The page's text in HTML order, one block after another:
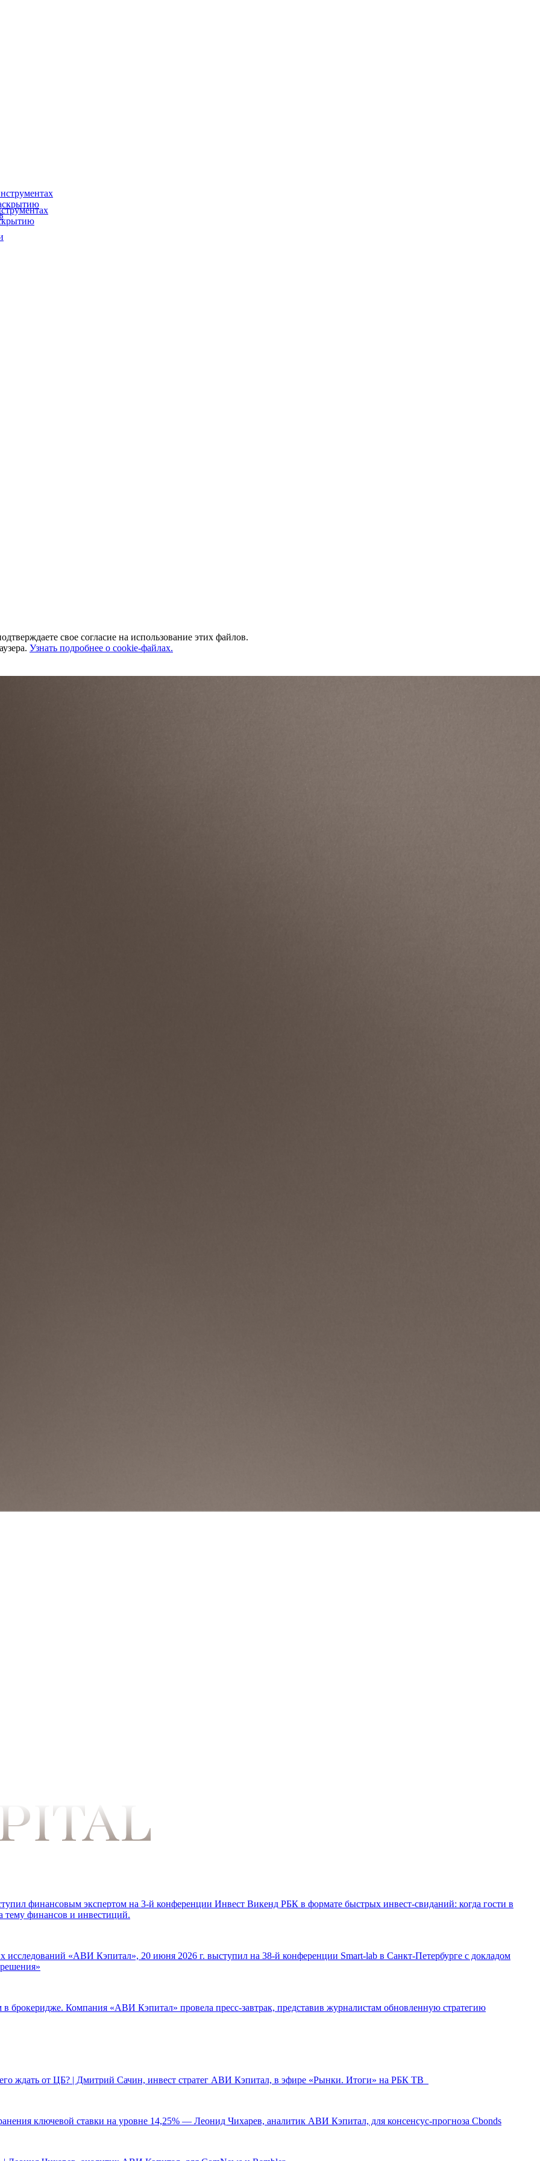
свое согласие на использование этих файлов.
Узнать подробнее о cookie-файлах.
финансовым экспертом на 3-й конференции Инвест Викенд РБК в формате быстрых инвест-свиданий: когда гости в
тему финансов и инвестиций.
исследований «АВИ Кэпитал», 20 июня 2026 г. выступил на 38-й конференции Smart-lab в Санкт-Петербурге с докладом
в брокеридже. Компания «АВИ Кэпитал» провела пресс-завтрак, представив журналистам обновленную стратегию
ждать от ЦБ? | Дмитрий Сачин, инвест стратег АВИ Кэпитал, в эфире «Рынки. Итоги» на РБК ТВ
ключевой ставки на уровне 14,25% — Леонид Чихарев, аналитик АВИ Кэпитал, для консенсус-прогноза Cbonds